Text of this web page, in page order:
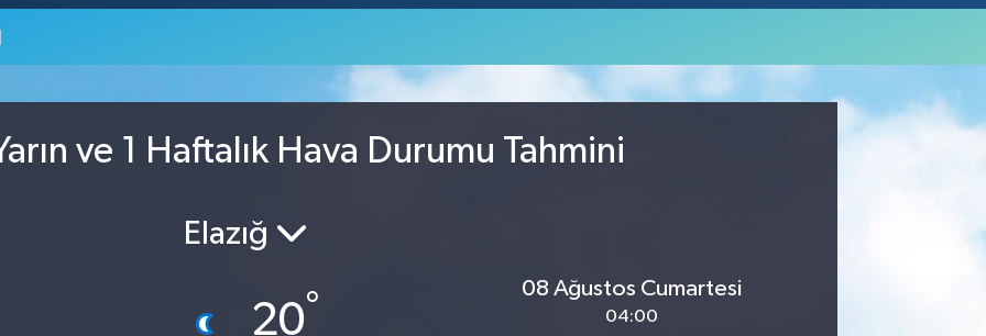
GRAM ALTIN
BİST100
ve 1 Haftalık Hava Durumu Tahmini
Elazığ
20°
08 Ağustos Cumartesi
04:00